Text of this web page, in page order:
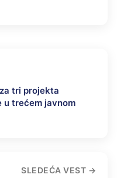
tri projekta
u trećem javnom
SLEDEĆA VEST